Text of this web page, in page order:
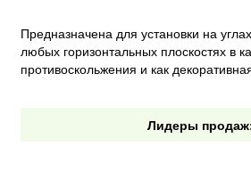
Предназначена для установки на
любых горизонтальных плоскостях в
противоскольжения и как
Лидеры